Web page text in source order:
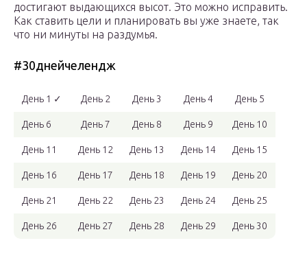
достигают выдающихся высот. Это можно исправить.
Как ставить цели и планировать вы уже знаете, так
что ни минуты на раздумья.
#30днейчелендж
День 1 ✓ День 2 День 3 День 4 День 5
День 6 День 7 День 8 День 9 День 10
День 11 День 12 День 13 День 14 День 15
День 16 День 17 День 18 День 19 День 20
День 21 День 22 День 23 День 24 День 25
День 26 День 27 День 28 День 29 День 30